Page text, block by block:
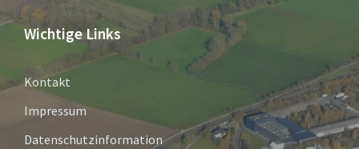
Wichtige Links
Kontakt
Impressum
Datenschutzinformation